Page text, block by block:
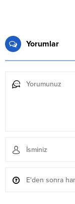
Yorumlar